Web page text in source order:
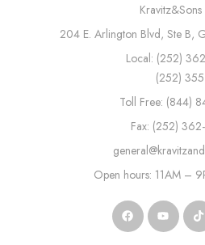
Kravitz&Sons
204 E. Arlington Blvd, Ste B,
Local: (252)
(252) 355-
Toll Free: (844)
Fax: (252)
Open hours: 11AM –